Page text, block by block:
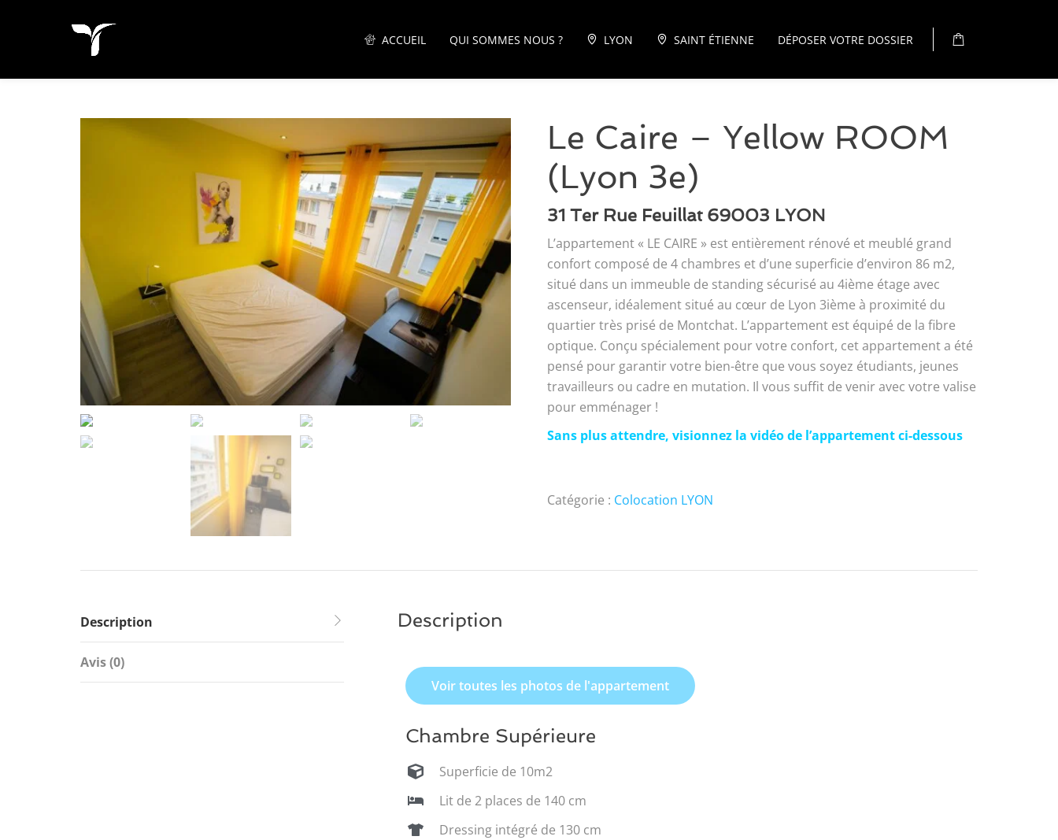
ACCUEIL QUI SOMMES NOUS ? LYON SAINT ÉTIENNE DÉPOSER VOTRE DOSSIER
Le Caire – Yellow ROOM
(Lyon 3e)
31 Ter Rue Feuillat 69003 LYON
L’appartement « LE CAIRE » est entièrement rénové et meublé grand
confort composé de 4 chambres et d’une superficie d’environ 86 m2,
situé dans un immeuble de standing sécurisé au 4ième étage avec
ascenseur, idéalement situé au cœur de Lyon 3ième à proximité du
quartier très prisé de Montchat. L’appartement est équipé de la fibre
optique. Conçu spécialement pour votre confort, cet appartement a été
pensé pour garantir votre bien-être que vous soyez étudiants, jeunes
travailleurs ou cadre en mutation. Il vous suffit de venir avec votre valise
pour emménager !
Sans plus attendre, visionnez la vidéo de l’appartement ci-dessous
Catégorie : Colocation LYON
Description
Avis (0)
Description
Voir toutes les photos de l'appartement
Chambre Supérieure
Superficie de 10m2
Lit de 2 places de 140 cm
Dressing intégré de 130 cm